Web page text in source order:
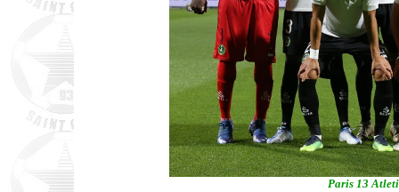
Paris 13